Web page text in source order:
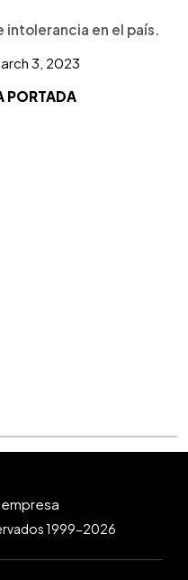
intolerancia en el país.
3, 2023
PORTADA
1999-2026